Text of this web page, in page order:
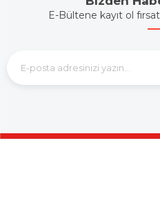
E-Bültene kayıt ol